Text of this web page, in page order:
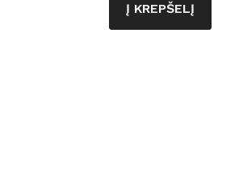
Į KREPŠELĮ